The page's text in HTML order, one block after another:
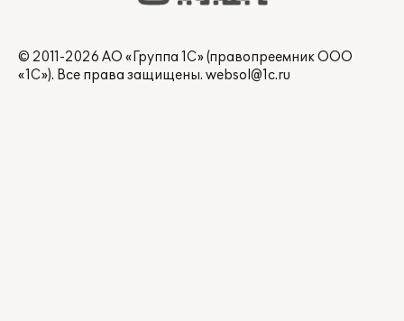
© 2011-2026 АО «Группа 1С» (правопреемник ООО
«1С»). Все права защищены. websol@1c.ru